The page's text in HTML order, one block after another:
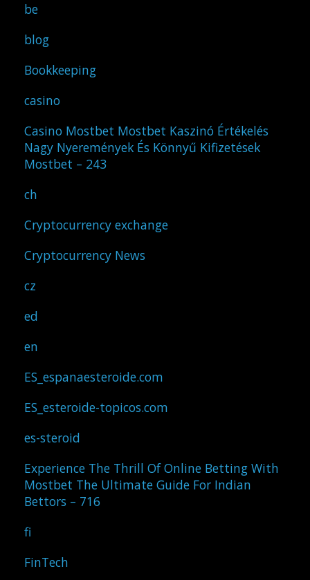
be
blog
Bookkeeping
casino
Casino Mostbet Mostbet Kaszinó Értékelés
Nagy Nyeremények És Könnyű Kifizetések
Mostbet – 243
ch
Cryptocurrency exchange
Cryptocurrency News
cz
ed
en
ES_espanaesteroide.com
ES_esteroide-topicos.com
es-steroid
Experience The Thrill Of Online Betting With
Mostbet The Ultimate Guide For Indian
Bettors – 716
fi
FinTech